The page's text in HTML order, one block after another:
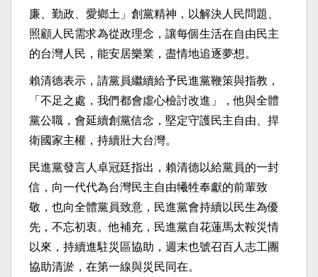
廉、勤政、愛鄉土」創黨精神，以解決人民問題、
照顧人民需求為從政理念，讓每個生活在自由民主
的台灣人民，能安居樂業，盡情地追逐夢想。
賴清德表示，請黨員繼續給予民進黨鞭策與指教，
「不足之處，我們都會虛心檢討改進」，他與全體
黨公職，會延續創黨信念，堅定守護民主自由、捍
衛國家主權，持續壯大台灣。
民進黨發言人卓冠廷指出，賴清德以給黨員的一封
信，向一代代為台灣民主自由犧牲奉獻的前輩致
敬，也向全體黨員致意，民進黨會持續以民生為優
先，不忘初衷。他補充，民進黨自花蓮馬太鞍災情
以來，持續進駐災區協助，週末也號召百人志工團
協助清淤，在第一線與災民同在。